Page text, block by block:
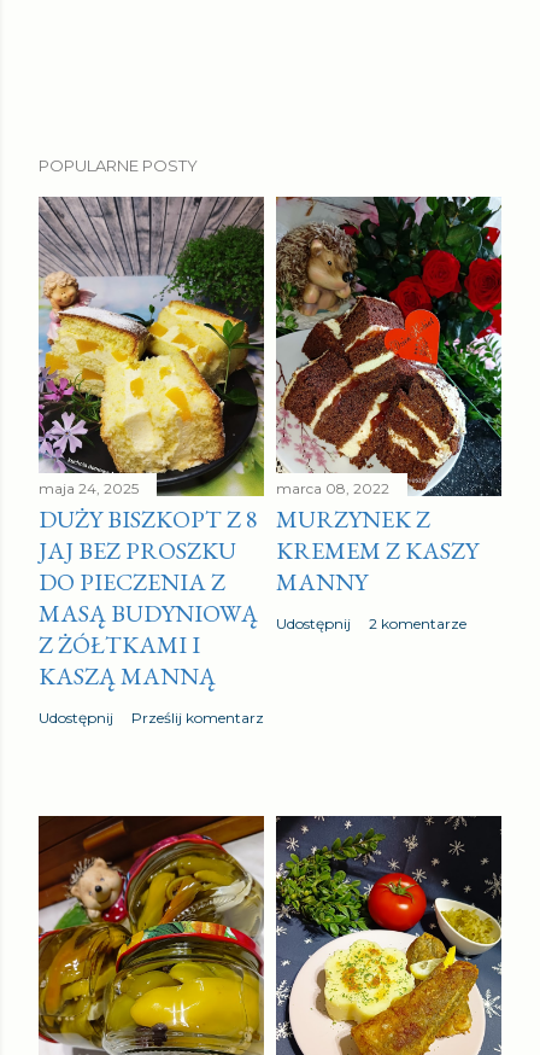
POPULARNE POSTY
maja 24, 2025
DUŻY BISZKOPT Z 8
JAJ BEZ PROSZKU
DO PIECZENIA Z
MASĄ BUDYNIOWĄ
Z ŻÓŁTKAMI I
KASZĄ MANNĄ
Udostępnij Prześlij komentarz
marca 08, 2022
MURZYNEK Z
KREMEM Z KASZY
MANNY
Udostępnij 2 komentarze